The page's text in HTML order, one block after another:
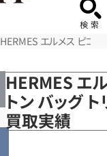
HERMES エルメス ピコタ
HERMES エ
トン バッグ
買取実績